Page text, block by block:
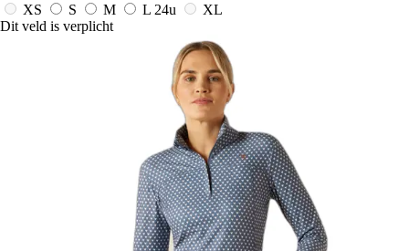
XS
S M L 24u
XL
Dit veld is verplicht